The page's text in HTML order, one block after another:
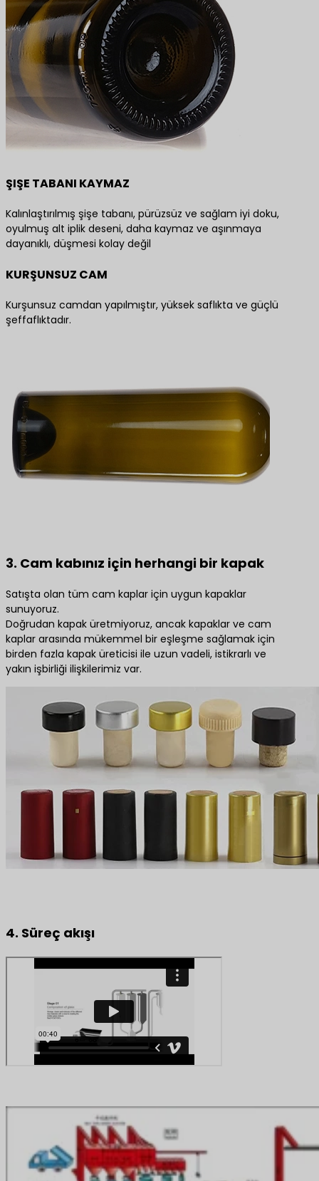
ŞIŞE TABANI KAYMAZ
Kalınlaştırılmış şişe tabanı, pürüzsüz ve sağlam iyi doku,
oyulmuş alt iplik deseni, daha kaymaz ve aşınmaya
dayanıklı, düşmesi kolay değil
KURŞUNSUZ CAM
Kurşunsuz camdan yapılmıştır, yüksek saflıkta ve güçlü
şeffaflıktadır.
3. Cam kabınız için herhangi bir kapak
Satışta olan tüm cam kaplar için uygun kapaklar
sunuyoruz.
Doğrudan kapak üretmiyoruz, ancak kapaklar ve cam
kaplar arasında mükemmel bir eşleşme sağlamak için
birden fazla kapak üreticisi ile uzun vadeli, istikrarlı ve
yakın işbirliği ilişkilerimiz var.
4. Süreç akışı